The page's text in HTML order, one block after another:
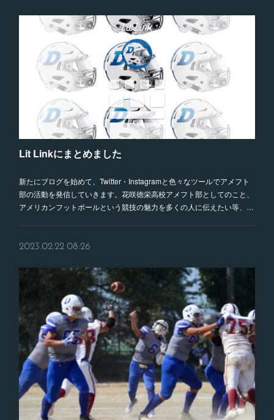
Lit Linkにまとめました
新たにブログを始めて、Twitter・Instagramと色々なツールでアメフト
部の活動を発信していきます。花咲徳栄高校アメフト部としてのこと、
アメリカンフットボールという競技の魅力を多くの人に伝えたい等、…
2023.02.22 08:26